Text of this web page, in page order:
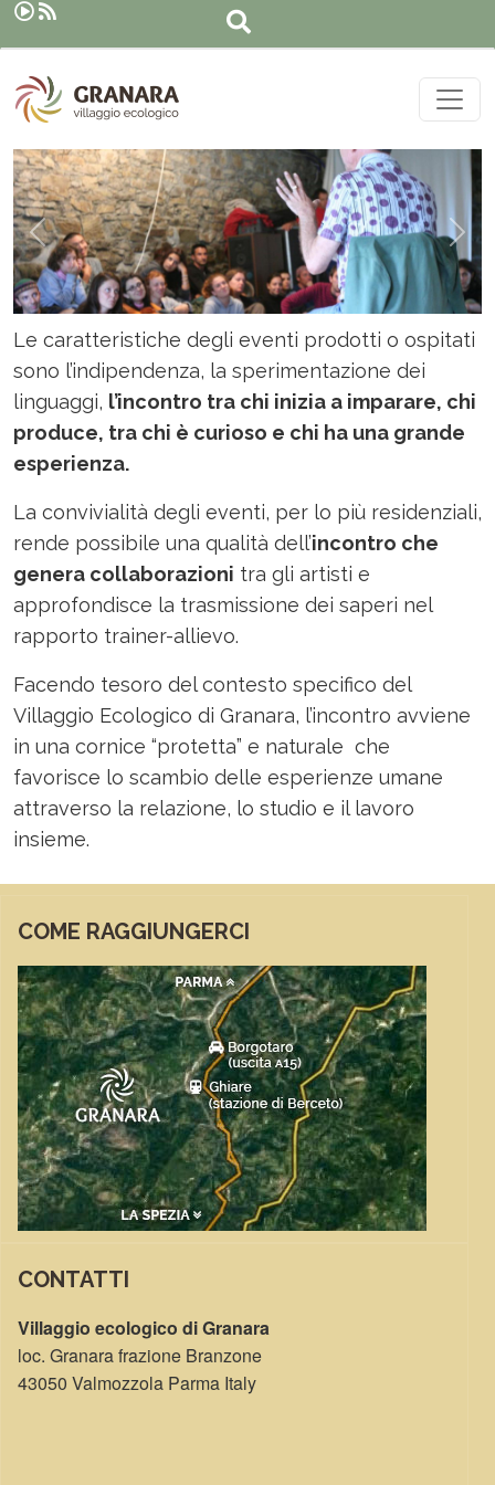
Salta al contenuto principale
Precedente
Le caratteristiche degli eventi prodotti o ospitati
sono l’indipendenza, la sperimentazione dei
linguaggi, l’incontro tra chi inizia a imparare, chi
produce, tra chi è curioso e chi ha una grande
esperienza.
La convivialità degli eventi, per lo più residenziali,
rende possibile una qualità dell’incontro che
genera collaborazioni tra gli artisti e
approfondisce la trasmissione dei saperi nel
rapporto trainer-allievo.
Facendo tesoro del contesto specifico del
Villaggio Ecologico di Granara, l’incontro avviene
in una cornice “protetta” e naturale che
favorisce lo scambio delle esperienze umane
attraverso la relazione, lo studio e il lavoro
insieme.
COME RAGGIUNGERCI
CONTATTI
Villaggio ecologico di Granara
loc. Granara frazione Branzone
43050 Valmozzola Parma Italy